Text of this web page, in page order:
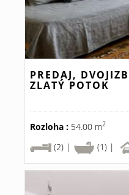
PREDAJ,
ZLATÝ POTOK
Rozloha : 54.00 m2
(2) |
(1) |